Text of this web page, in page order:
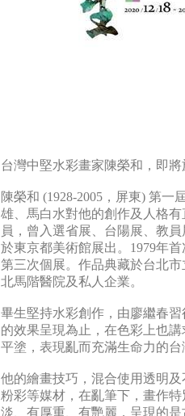
台灣中堅水彩畫家陳榮和，即
陳榮和 (1928-2005，屏東) 第
雄、馬白水對他的創作及人格
員，曾入選省展、台陽展、教
於東京都美術館展出。1979年
第三次個展。作品典藏於台北
北馬階醫院及私人企業。
畢生堅持水彩創作，由廖繼春
的效果呈現為止，在色彩上也
平塗，表現亂而充滿生命力的
他的繪畫技巧，混合使用透明
粉彩等媒材，在亂筆下，畫作
淡、有厚重、有艷麗，呈現的